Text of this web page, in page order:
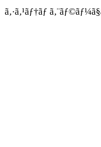
ã‚·ã‚¹ãƒ†ãƒ